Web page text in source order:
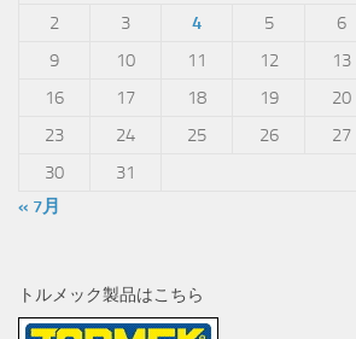
2
3 4 5 6
9
10 11 12 13
16
17 18 19 20
23
24 25 26 27
30
31
« 7月
トルメック製品はこちら